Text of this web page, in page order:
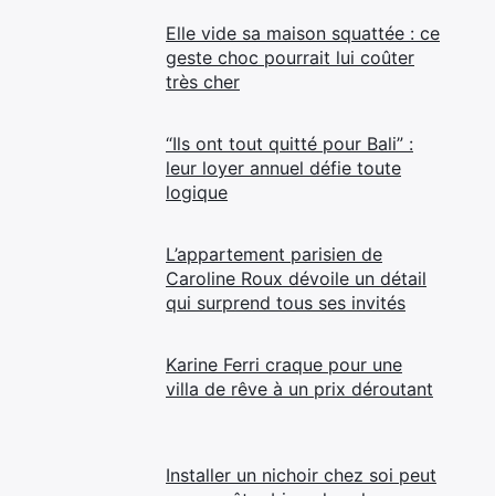
Elle vide sa maison squattée : ce
geste choc pourrait lui coûter
très cher
“Ils ont tout quitté pour Bali” :
leur loyer annuel défie toute
logique
L’appartement parisien de
Caroline Roux dévoile un détail
qui surprend tous ses invités
Karine Ferri craque pour une
villa de rêve à un prix déroutant
Installer un nichoir chez soi peut